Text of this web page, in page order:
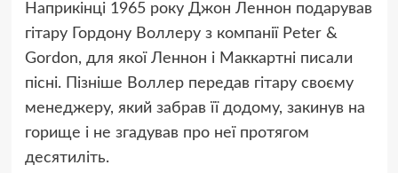
Наприкінці 1965 року Джон Леннон подарував
гітару Гордону Воллеру з компанії Peter &
Gordon, для якої Леннон і Маккартні писали
пісні. Пізніше Воллер передав гітару своєму
менеджеру, який забрав її додому, закинув на
горище і не згадував про неї протягом
десятиліть.